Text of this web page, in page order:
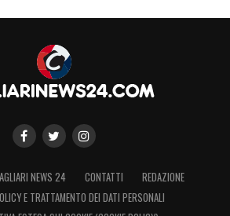
in Italia in passato, mi
quando giocavo in Russia
faccio ora che il livello è alto
in gioco e devo farmi
In nazionale ho sempre
campioni, sin dalle
questi Cristiano Ronaldo,
NEWS 24 CONTATTI
REDAZIONE
E TRATTAMENTO DEI DATI PERSONALI